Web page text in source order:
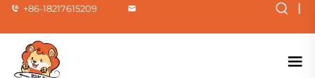
+86-18217615209 |